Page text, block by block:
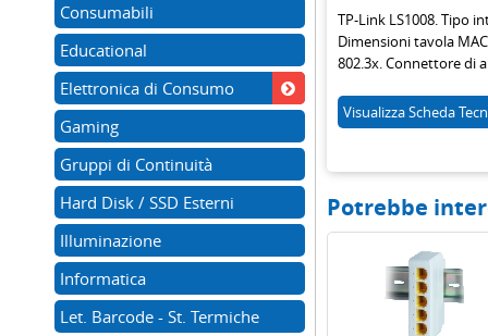
TP-Link LS1008. Tipo
Dimensioni tavola
802.3x. Connettore di
VisualizzaScheda
Potrebbe
Consumabili
Educational
Elettronica di Consumo
Gaming
Gruppi di Continuità
Hard Disk / SSD Esterni
Illuminazione
Informatica
Let. Barcode - St. Termiche